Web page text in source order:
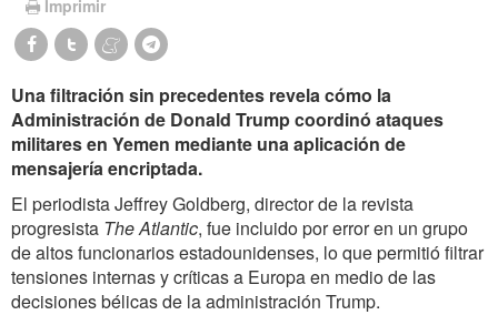
Imprimir
Una filtración sin precedentes revela cómo la
Administración de Donald Trump coordinó ataques
militares en Yemen mediante una aplicación de
mensajería encriptada.
El periodista Jeffrey Goldberg, director de la revista
progresista The Atlantic, fue incluido por error en un grupo
de altos funcionarios estadounidenses, lo que permitió filtrar
tensiones internas y críticas a Europa en medio de las
decisiones bélicas de la administración Trump.